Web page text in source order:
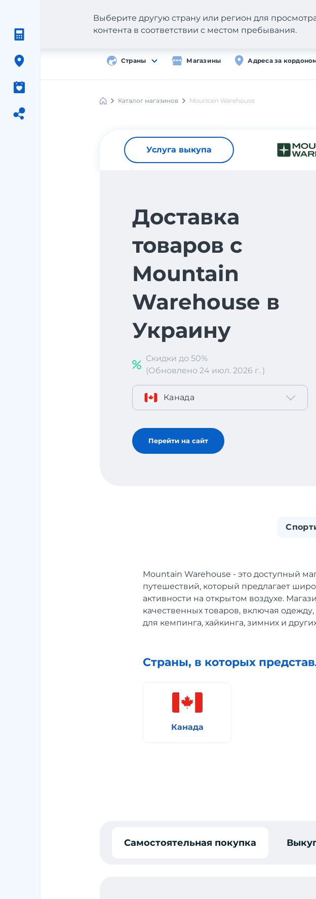
Страны Магазины Адреса за
Выберите другую страну или регион для
контента в соответствии с местом пребывания.
Каталог магазинов Mountain Warehouse
Услуга выкупа
Доставка
товаров с
Mountain
Warehouse в
Украину
Скидки до 50%
(Обновлено 24 июл. 2026 г. )
Канада
Перейти на сайт
Mountain Warehouse - это доступный
путешествий, который предлагает
активности на открытом воздухе.
качественных товаров, включая
для кемпинга, хайкинга, зимних и
Страны, в которых
Канада
Самостоятельная покупка